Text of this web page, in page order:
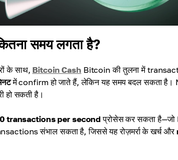
समय लगता है?
के साथ, Bitcoin Cash Bitcoin की तुलना में
में confirm हो जाते हैं, लेकिन यह समय बदल सकता
हो सकती है।
transactions per second प्रोसेस कर सकता
संभाल सकता है, जिससे यह रोज़मर्रा के खर्च और